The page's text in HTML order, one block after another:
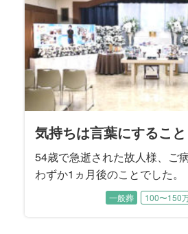
も仲睦まじいご夫婦でした。
気持ちは言葉にすること
54歳で急逝された故人様、ご
わずか1ヵ月後のことでした。
言葉にしなければ伝わらない
持ちだった故人様。 奥様へ1日
一般葬 100〜150